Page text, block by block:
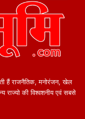
हैं राजनैतिक, मनोरंजन, खेल
राज्यो की विश्वशनीय एवं सबसे